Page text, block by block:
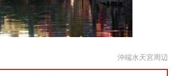
沖端水天宮周辺